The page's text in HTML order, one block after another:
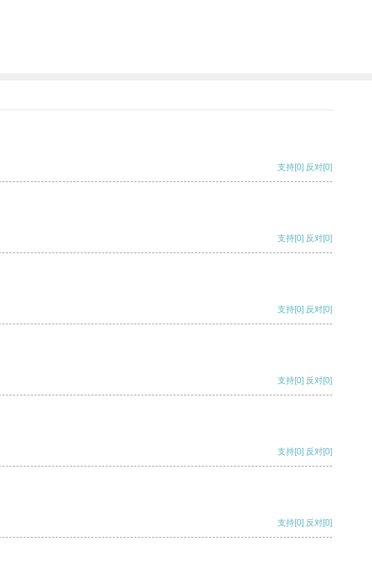
支持[0] 反对[0]
支持[0] 反对[0]
支持[0] 反对[0]
支持[0] 反对[0]
支持[0] 反对[0]
支持[0] 反对[0]